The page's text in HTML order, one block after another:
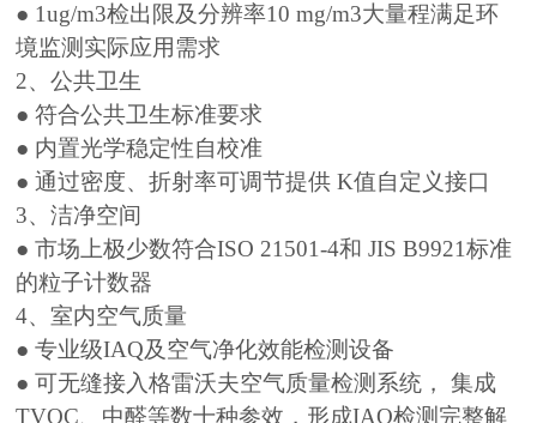
● 1ug/m3检出限及分辨率10 mg/m3大量程满足环
境监测实际应用需求
2、公共卫生
● 符合公共卫生标准要求
● 内置光学稳定性自校准
● 通过密度、折射率可调节提供 K值自定义接口
3、洁净空间
● 市场上极少数符合ISO 21501-4和 JIS B9921标准
的粒子计数器
4、室内空气质量
● 专业级IAQ及空气净化效能检测设备
● 可无缝接入格雷沃夫空气质量检测系统， 集成
TVOC、中醛等数十种参效，形成IAQ检测完整解